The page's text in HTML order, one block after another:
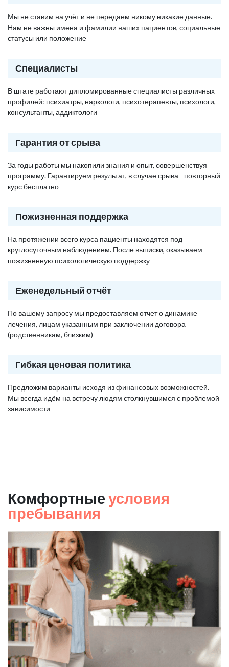
Мы не ставим на учёт и не передаем никому никакие данные.
Нам не важны имена и фамилии наших пациентов, социальные
статусы или положение
Специалисты
В штате работают дипломированные специалисты различных
профилей: психиатры, наркологи, психотерапевты, психологи,
консультанты, аддиктологи
Гарантия от срыва
За годы работы мы накопили знания и опыт, совершенствуя
программу. Гарантируем результат, в случае срыва - повторный
курс бесплатно
Пожизненная поддержка
На протяжении всего курса пациенты находятся под
круглосуточным наблюдением. После выписки, оказываем
пожизненную психологическую поддержку
Еженедельный отчёт
По вашему запросу мы предоставляем отчет о динамике
лечения, лицам указанным при заключении договора
(родственникам, близким)
Гибкая ценовая политика
Предложим варианты исходя из финансовых возможностей.
Мы всегда идём на встречу людям столкнувшимся с проблемой
зависимости
Комфортные условия
пребывания